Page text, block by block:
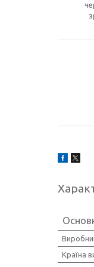
Країна